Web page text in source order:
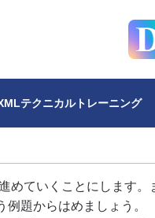
テクニカルトレーニング
ていくことにします。
題からはめましょう。